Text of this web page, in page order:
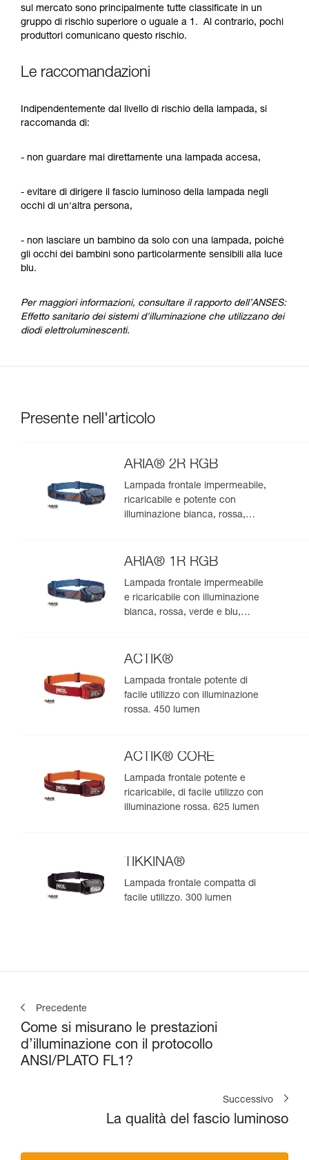
sul mercato sono principalmente tutte classificate in un
gruppo di rischio superiore o uguale a 1. Al contrario, pochi
produttori comunicano questo rischio.
Le raccomandazioni
Indipendentemente dal livello di rischio della lampada, si
raccomanda di:
- non guardare mai direttamente una lampada accesa,
- evitare di dirigere il fascio luminoso della lampada negli
occhi di un'altra persona,
- non lasciare un bambino da solo con una lampada, poiché
gli occhi dei bambini sono particolarmente sensibili alla luce
blu.
Per maggiori informazioni, consultare il rapporto dell’ANSES:
Effetto sanitario dei sistemi d'illuminazione che utilizzano dei
diodi elettroluminescenti.
Presente nell'articolo
ARIA® 2R RGB
Lampada frontale impermeabile,
ricaricabile e potente con
illuminazione bianca, rossa,
lumen
ARIA® 1R RGB
Lampada frontale impermeabile
e ricaricabile con illuminazione
bianca, rossa, verde e blu,
ACTIK®
Lampada frontale potente di
facile utilizzo con illuminazione
rossa. 450 lumen
ACTIK® CORE
Lampada frontale potente e
ricaricabile, di facile utilizzo con
illuminazione rossa. 625 lumen
TIKKINA®
Lampada frontale compatta di
facile utilizzo. 300 lumen
Precedente
Come si misurano le prestazioni
d’illuminazione con il protocollo
ANSI/PLATO FL1?
Successivo
La qualità del fascio luminoso